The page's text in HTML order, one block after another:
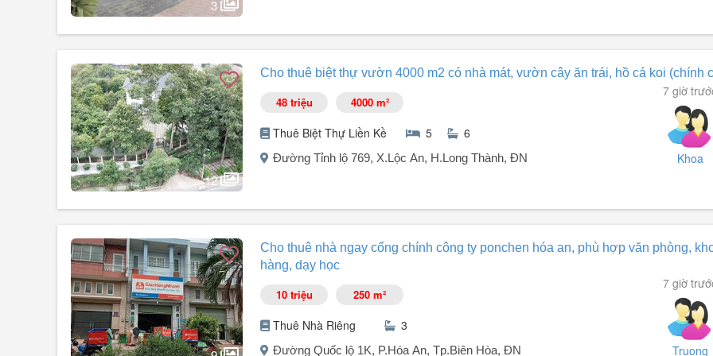
1 Kết cấu tầng trệt:
+ Ngang 40m dài 100m.
3
Kinh doanh đắc địa cần cho thuê mặt bằng kinh doanh tại vị trí cực đẹp trên trục đường Phạm Văn Diêu, khu vực sầm uất bậc
bên chợ và các khu công nghiệp lớn.
Thông tin chi tiết:
* Diện tích sàn: 140 m².
* Kích thước vàng: Ngang 14m dài 10m (Mặt tiền rộng cực kỳ thoáng, thuận tiện làm bảng hiệu quảng cáo).
* Vị trí: Mặt tiền đường lớn, dân cư hiện hữu đông đúc, lưu lượng giao thông qua lại ...
12
Cho thuê biệt thự vườn 4000 m2 có nhà mát, vườn cây ăn trái, hồ cá koi (chính
7 giờ
Khoa
48 triệu 4000 m²
Thuê Biệt Thự Liền Kề 5 6
Đường Tỉnh lộ 769, X.Lộc An, H.Long Thành, ĐN
Chính chủ cho thuê khu biệt thự 600m² sàn trên diện tích đất rộng hơn 4000m² (có thể cho thuê gồm đất đến 10000m² là vườn
trái nếu bên thuê có nhu cầu).
Gồm có:
4 phòng ngủ
6 nhà vệ sinh
1 phòng giải trí
1 phòng khách
2 bếp (1 bếp khô + 1 bếp ướt)
Cho thuê nhà ngay cổng chính công ty ponchen hóa an, phù hợp văn phòng,
hàng, dạy học
7 giờ
Truong
10 triệu 250 m²
Thuê Nhà Riêng 3
Đường Quốc lộ 1K, P.Hóa An, Tp.Biên Hòa, ĐN